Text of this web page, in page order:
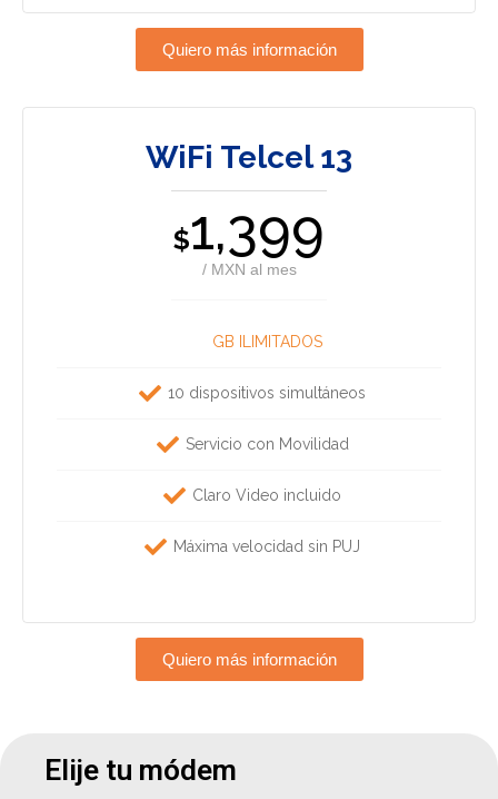
Quiero más información
WiFi Telcel 13
$1,399
/ MXN al mes
GB ILIMITADOS
10 dispositivos simultáneos
Servicio con Movilidad
Claro Video incluido
Máxima velocidad sin PUJ
Quiero más información
Elije tu módem